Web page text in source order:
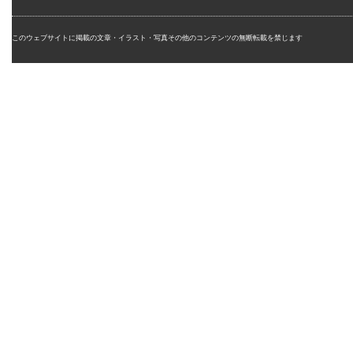
このウェブサイトに掲載の文章・イラスト・写真その他のコンテンツの無断転載を禁じます